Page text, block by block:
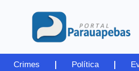
Crimes Política